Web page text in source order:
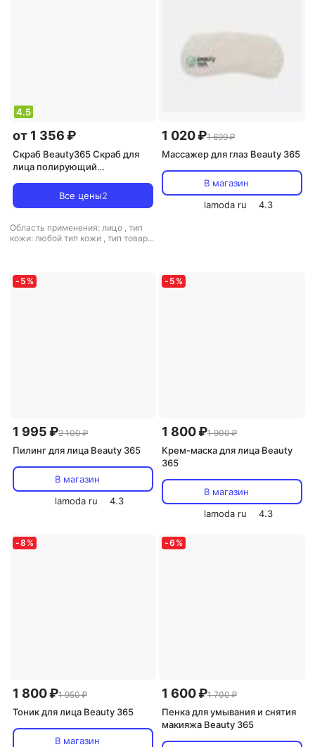
4.5
от 1 356 ₽
Скраб Beauty365 Скраб для
лица полирующий
Все цены2
Область применения: лицо , тип
кожи: любой тип кожи , тип товара:
1 020 ₽1 699 ₽
Массажер для глаз Beauty 365
В магазин
lamoda ru
4.3
- 5 %
1 995 ₽2 100 ₽
Пилинг для лица Beauty 365
В магазин
lamoda ru
4.3
- 5 %
1 800 ₽1 900 ₽
Крем-маска для лица Beauty
365
В магазин
lamoda ru
4.3
-8 %
1 800 ₽1 950 ₽
Тоник для лица Beauty 365
В магазин
-6 %
1 600 ₽1 700 ₽
Пенка для умывания и снятия
макияжа Beauty 365